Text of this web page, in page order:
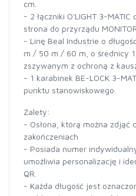
cm.
- 2 łączniki O'LIGHT 3-
strona do przyrządu
- Linę Beal Industrie o
m / 50 m / 60 m, o średnicy
zszywanym z ochroną z
- 1 karabinek BE-LOCK 3-
punktu stanowiskowego.
Zalety:
- Osłona, którą można zdjąć
zakończeniach
- Posiada numer
umożliwia personalizację i
QR.
- Każda długość jest